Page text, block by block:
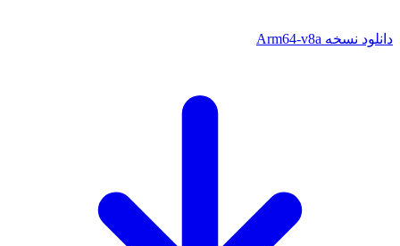
دانلود نسخه Arm64-v8a